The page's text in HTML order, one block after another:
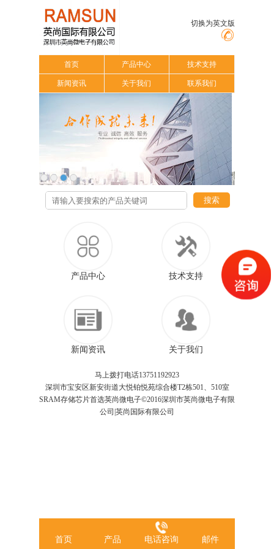
切换为英文版
首页 产品中心 技术支持
新闻资讯 关于我们 联系我们
搜索
产品中心 技术支持
新闻资讯 关于我们
马上拨打电话13751192923
深圳市宝安区新安街道大悦铂悦苑综合楼T2栋501、510室
SRAM存储芯片首选英尚微电子©2016深圳市英尚微电子有限
公司|英尚国际有限公司
首页 产品 电话咨询 邮件